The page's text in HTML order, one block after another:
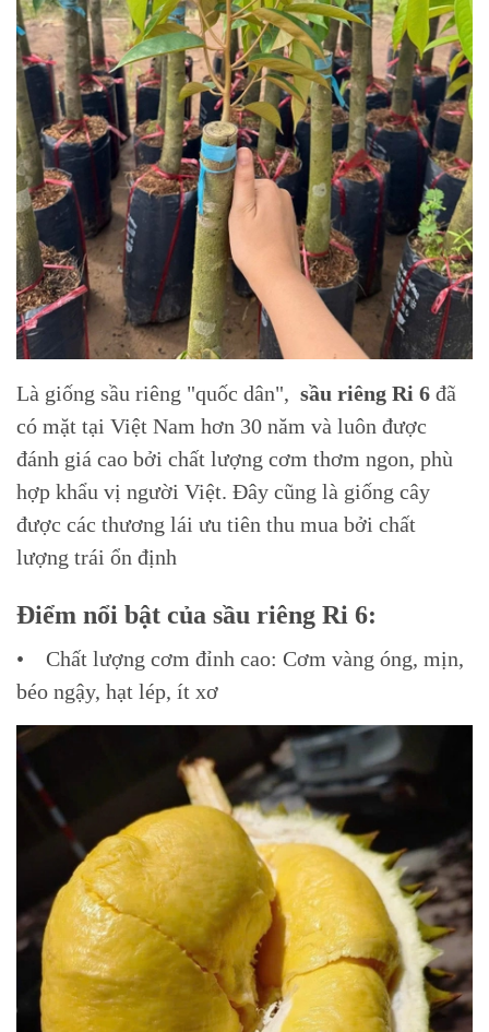
Là giống sầu riêng "quốc dân", sầu riêng Ri 6 đã
có mặt tại Việt Nam hơn 30 năm và luôn được
đánh giá cao bởi chất lượng cơm thơm ngon, phù
hợp khẩu vị người Việt. Đây cũng là giống cây
được các thương lái ưu tiên thu mua bởi chất
lượng trái ổn định
Điểm nổi bật của sầu riêng Ri 6:
• Chất lượng cơm đỉnh cao: Cơm vàng óng, mịn,
béo ngậy, hạt lép, ít xơ